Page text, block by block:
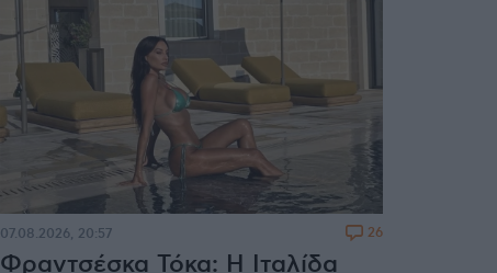
Φραντσέσκα Τόκα: Η Ιταλίδα
07.08.2026, 20:57 26